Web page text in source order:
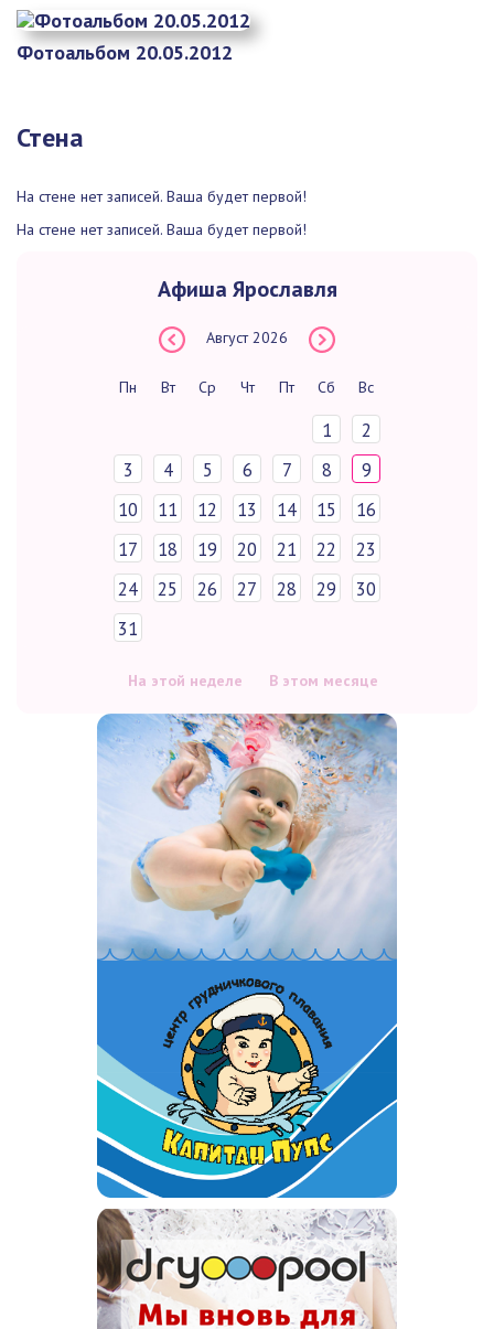
Фотоальбом 20.05.2012
Стена
На стене нет записей. Ваша будет первой!
На стене нет записей. Ваша будет первой!
Афиша Ярославля
Август 2026
Пн Вт Ср Чт Пт Сб Вс
1
2
3
4 5 6 7 8
9
10
11 12 13 14 15
16
17
18 19 20 21 22
23
24
25 26 27 28 29
30
31
На этой неделе В этом месяце